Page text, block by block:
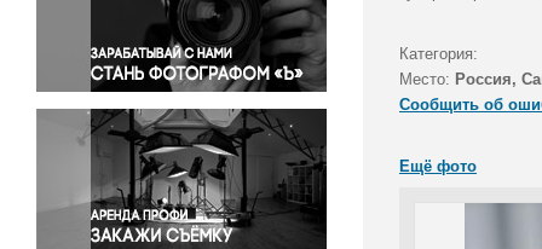
Правосудие
Происшествия и конфликты
Религия
Светская жизнь
Спорт
Экология
Экономика и бизнес
Категория:
Место: Россия,
Сообщить об
Ещё фото